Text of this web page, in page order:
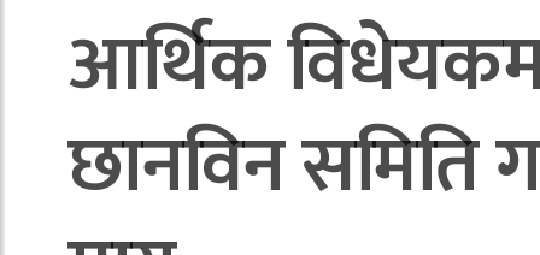
आर्थिक
छानविन समिति